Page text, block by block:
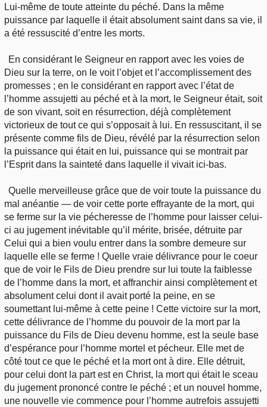
Lui-même de toute atteinte du péché. Dans la même
puissance par laquelle il était absolument saint dans sa vie, il
a été ressuscité d’entre les morts.
En considérant le Seigneur en rapport avec les voies de
Dieu sur la terre, on le voit l’objet et l’accomplissement des
promesses ; en le considérant en rapport avec l’état de
l’homme assujetti au péché et à la mort, le Seigneur était, soit
de son vivant, soit en résurrection, déjà complètement
victorieux de tout ce qui s’opposait à lui. En ressuscitant, il se
présente comme fils de Dieu, révélé par la résurrection selon
la puissance qui était en lui, puissance qui se montrait par
l’Esprit dans la sainteté dans laquelle il vivait ici-bas.
Quelle merveilleuse grâce que de voir toute la puissance du
mal anéantie — de voir cette porte effrayante de la mort, qui
se ferme sur la vie pécheresse de l’homme pour laisser celui-
ci au jugement inévitable qu’il mérite, brisée, détruite par
Celui qui a bien voulu entrer dans la sombre demeure sur
laquelle elle se ferme ! Quelle vraie délivrance pour le coeur
que de voir le Fils de Dieu prendre sur lui toute la faiblesse
de l’homme dans la mort, et affranchir ainsi complètement et
absolument celui dont il avait porté la peine, en se
soumettant lui-même à cette peine ! Cette victoire sur la mort,
cette délivrance de l’homme du pouvoir de la mort par la
puissance du Fils de Dieu devenu homme, est la seule base
d’espérance pour l’homme mortel et pécheur. Elle met de
côté tout ce que le péché et la mort ont à dire. Elle détruit,
pour celui dont la part est en Christ, la mort qui était le sceau
du jugement prononcé contre le péché ; et un nouvel homme,
une nouvelle vie commence pour l’homme autrefois assujetti